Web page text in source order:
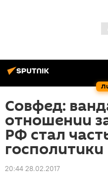
Совфед:
отношении
РФ стал
госполитики
20:44 28.02.2017